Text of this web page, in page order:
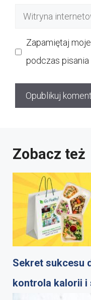
Witryna
Zapamiętaj
podczas
Zobacz też
Sekret sukcesu
kontrola kalorii i